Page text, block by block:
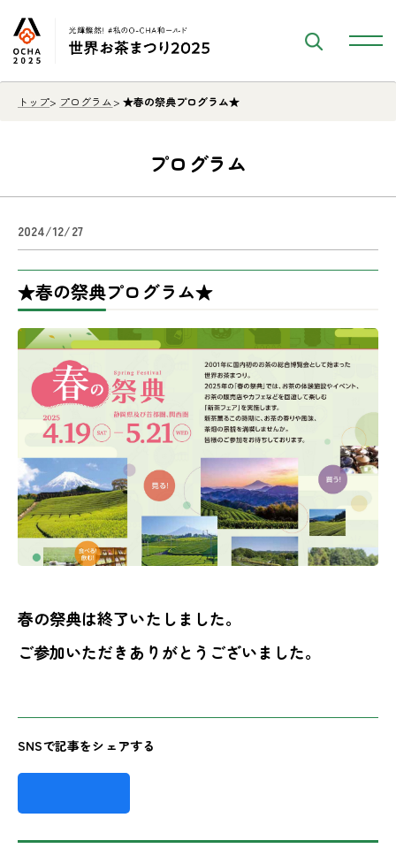
トップ プログラム ★春の祭典プログラム★
プログラム
2024/12/27
★春の祭典プログラム★
春の祭典は終了いたしました。
ご参加いただきありがとうございました。
SNSで記事をシェアする